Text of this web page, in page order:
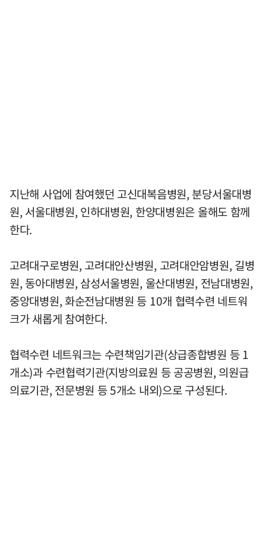
지난해 사업에 참여했던 고신대복음병원, 분당서울대병
원, 서울대병원, 인하대병원, 한양대병원은 올해도 함께
한다.
고려대구로병원, 고려대안산병원, 고려대안암병원, 길병
원, 동아대병원, 삼성서울병원, 울산대병원, 전남대병원,
중앙대병원, 화순전남대병원 등 10개 협력수련 네트워
크가 새롭게 참여한다.
협력수련 네트워크는 수련책임기관(상급종합병원 등 1
개소)과 수련협력기관(지방의료원 등 공공병원, 의원급
의료기관, 전문병원 등 5개소 내외)으로 구성된다.